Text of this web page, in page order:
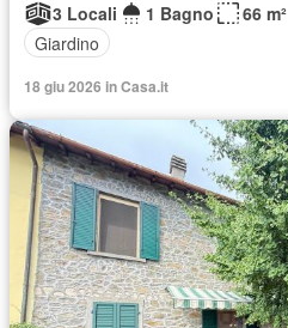
3 Locali
1 Bagno
66 m²
Giardino
18 giu 2026 in Casa.it